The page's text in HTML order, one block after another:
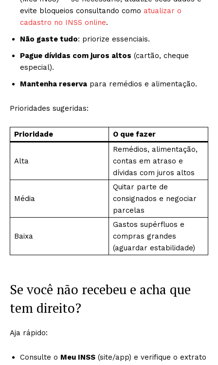
evite bloqueios consultando como atualizar o
cadastro no INSS online.
Não gaste tudo: priorize essenciais.
Pague dívidas com juros altos (cartão, cheque
especial).
Mantenha reserva para remédios e alimentação.
Prioridades sugeridas:
Prioridade O que fazer
Alta
Remédios, alimentação,
contas em atraso e
dívidas com juros altos
Média
Quitar parte de
consignados e negociar
parcelas
Baixa
Gastos supérfluos e
compras grandes
(aguardar estabilidade)
Se você não recebeu e acha que
tem direito?
Aja rápido:
Consulte o Meu INSS (site/app) e verifique o extrato